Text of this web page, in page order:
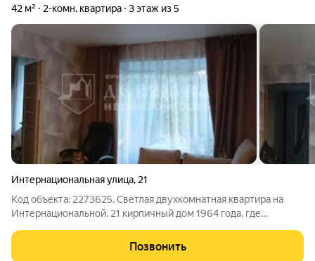
42 м² 2-комн. квартира 3 этаж из 5
Интернациональная улица, 21
Код объекта: 2273625. Светлая двухкомнатная квартира на
Интернациональной, 21 кирпичный дом 1964 года, где
Ощущение простора за счёт удачной планировки и больших
жилых комнат: общая площадь 42 м,
Позвонить